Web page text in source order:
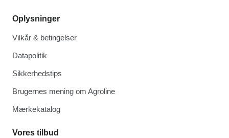
Oplysninger
Vilkår & betingelser
Datapolitik
Sikkerhedstips
Brugernes mening om Agroline
Mærkekatalog
Vores tilbud